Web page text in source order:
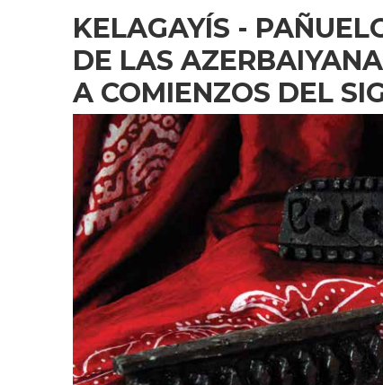
KELAGAYÍS -
DE LAS
A COMIENZOS DEL